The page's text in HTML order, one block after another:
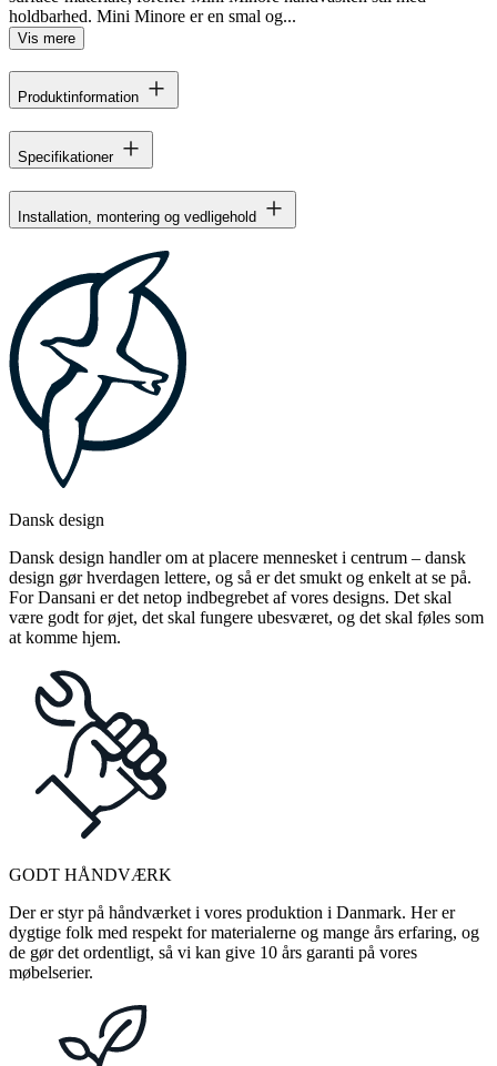
holdbarhed. Mini Minore er en smal og...
Vis mere
Produktinformation
Specifikationer
Installation, montering og vedligehold
Dansk design
Dansk design handler om at placere mennesket i centrum – dansk
design gør hverdagen lettere, og så er det smukt og enkelt at se på.
For Dansani er det netop indbegrebet af vores designs. Det skal
være godt for øjet, det skal fungere ubesværet, og det skal føles som
at komme hjem.
GODT HÅNDVÆRK
Der er styr på håndværket i vores produktion i Danmark. Her er
dygtige folk med respekt for materialerne og mange års erfaring, og
de gør det ordentligt, så vi kan give 10 års garanti på vores
møbelserier.